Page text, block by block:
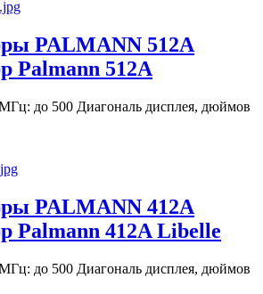
PALMANN 512A
Palmann 512A
МГц: до 500 Диагональ дисплея, дюймов
PALMANN 412A
Palmann 412A Libelle
МГц: до 500 Диагональ дисплея, дюймов